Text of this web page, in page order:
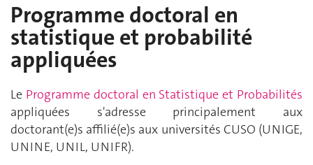
Programme doctoral en
statistique et probabilité
appliquées
Le Programme doctoral en Statistique et Probabilités
appliquées s'adresse principalement aux
doctorant(e)s affilié(e)s aux universités CUSO (UNIGE,
UNINE, UNIL, UNIFR).